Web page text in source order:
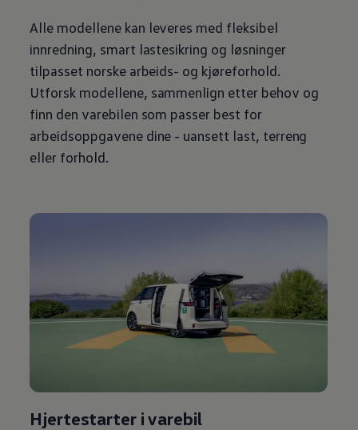
Alle modellenekan leveres med fleksibel
innredning, smart lastesikring og løsninger
tilpasset norske arbeids- og kjøreforhold.
Utforsk modellene, sammenlign etter behov og
finn den varebilen som passer best for
arbeidsoppgavene dine - uansett last, terreng
eller forhold.
Hjertestarter ivarebil